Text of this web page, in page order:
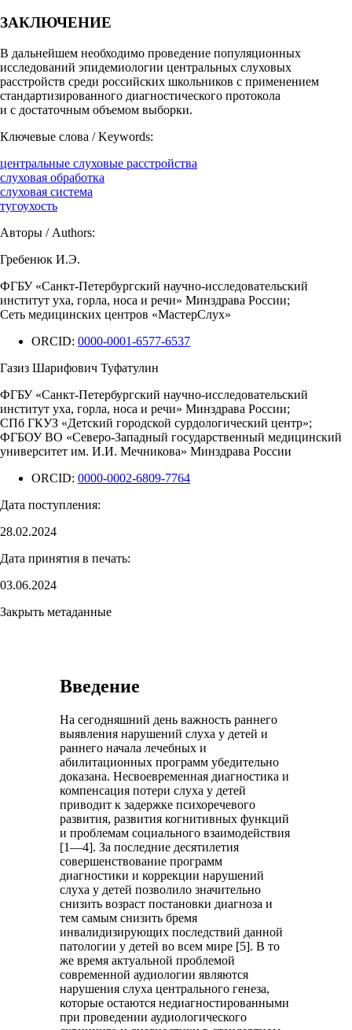
ЗАКЛЮЧЕНИЕ
В дальнейшем необходимо проведение популяционных
исследований эпидемиологии центральных слуховых
расстройств среди российских школьников с применением
стандартизированного диагностического протокола
и с достаточным объемом выборки.
Ключевые слова / Keywords:
центральные слуховые расстройства
слуховая обработка
слуховая система
тугоухость
Авторы / Authors:
Гребенюк И.Э.
ФГБУ «Санкт-Петербургский научно-исследовательский
институт уха, горла, носа и речи» Минздрава России;
Сеть медицинских центров «МастерСлух»
ORCID: 0000-0001-6577-6537
Газиз Шарифович Туфатулин
ФГБУ «Санкт-Петербургский научно-исследовательский
институт уха, горла, носа и речи» Минздрава России;
СПб ГКУЗ «Детский городской сурдологический центр»;
ФГБОУ ВО «Северо-Западный государственный медицинский
университет им. И.И. Мечникова» Минздрава России
ORCID: 0000-0002-6809-7764
Дата поступления:
28.02.2024
Дата принятия в печать:
03.06.2024
Закрыть метаданные
Введение
На сегодняшний день важность раннего
выявления нарушений слуха у детей и
раннего начала лечебных и
абилитационных программ убедительно
доказана. Несвоевременная диагностика и
компенсация потери слуха у детей
приводит к задержке психоречевого
развития, развития когнитивных функций
и проблемам социального взаимодействия
[1—4]. За последние десятилетия
совершенствование программ
диагностики и коррекции нарушений
слуха у детей позволило значительно
снизить возраст постановки диагноза и
тем самым снизить бремя
инвалидизирующих последствий данной
патологии у детей во всем мире [5]. В то
же время актуальной проблемой
современной аудиологии являются
нарушения слуха центрального генеза,
которые остаются недиагностированными
при проведении аудиологического